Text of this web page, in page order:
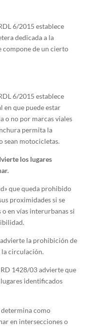
6/2015 establece
dedicada a la
compone de un cierto
6/2015 establece
que puede estar
o no por marcas viales
permita la
sean motocicletas.
los lugares
que queda prohibido
proximidades si se
en vías interurbanas si
la prohibición de
circulación.
1428/03 advierte que
identificados
como
en intersecciones o